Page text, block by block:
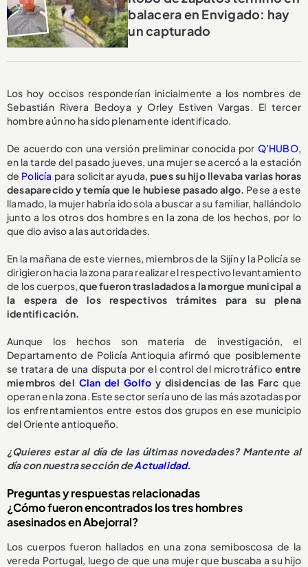
balacera en Envigado: hay
un capturado
Los hoy occisos responderían inicialmente a los nombres de
Sebastián Rivera Bedoya y Orley Estiven Vargas. El tercer
hombre aún no ha sido plenamente identificado.
De acuerdo con una versión preliminar conocida por Q’HUBO,
en la tarde del pasado jueves, una mujer se acercó a la estación
de Policía para solicitar ayuda, pues su hijo llevaba varias horas
desaparecido y temía que le hubiese pasado algo. Pese a este
llamado, la mujer habría ido sola a buscar a su familiar, hallándolo
junto a los otros dos hombres en la zona de los hechos, por lo
que dio aviso a las autoridades.
En la mañana de este viernes, miembros de la Sijín y la Policía se
dirigieron hacia la zona para realizar el respectivo levantamiento
de los cuerpos,que fueron trasladados a la morgue municipal a
la espera de los respectivos trámites para su plena
identificación.
Aunque los hechos son materia de investigación, el
Departamento de Policía Antioquia afirmó que posiblemente
se tratara de una disputa por el control del microtráfico entre
miembros del Clan del Golfo y disidencias de las Farcque
operan en la zona. Este sector sería uno de las más azotadas por
los enfrentamientos entre estos dos grupos en ese municipio
del Oriente antioqueño.
¿Quieres estar al día de las últimas novedades? Mantente al
día con nuestra sección deActualidad.
Preguntas y respuestas relacionadas
¿Cómo fueron encontrados los tres hombres
asesinados en Abejorral?
Los cuerpos fueron hallados en una zona semiboscosa de la
vereda Portugal, luego de que una mujer que buscaba a su hijo